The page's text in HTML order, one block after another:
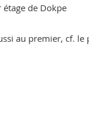
de Dokpe
au premier, cf. le